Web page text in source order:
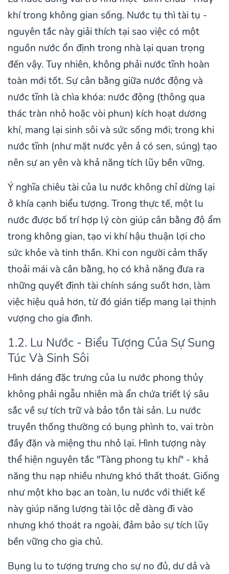
khí trong không gian sống. Nước tụ thì tài tụ -
nguyên tắc này giải thích tại sao việc có một
nguồn nước ổn định trong nhà lại quan trọng
đến vậy. Tuy nhiên, không phải nước tĩnh hoàn
toàn mới tốt. Sự cân bằng giữa nước động và
nước tĩnh là chìa khóa: nước động (thông qua
thác tràn nhỏ hoặc vòi phun) kích hoạt dương
khí, mang lại sinh sôi và sức sống mới; trong khi
nước tĩnh (như mặt nước yên ả có sen, súng) tạo
nên sự an yên và khả năng tích lũy bền vững.
Ý nghĩa chiêu tài của lu nước không chỉ dừng lại
ở khía cạnh biểu tượng. Trong thực tế, một lu
nước được bố trí hợp lý còn giúp cân bằng độ ẩm
trong không gian, tạo vi khí hậu thuận lợi cho
sức khỏe và tinh thần. Khi con người cảm thấy
thoải mái và cân bằng, họ có khả năng đưa ra
những quyết định tài chính sáng suốt hơn, làm
việc hiệu quả hơn, từ đó gián tiếp mang lại thịnh
vượng cho gia đình.
1.2. Lu Nước - Biểu Tượng Của Sự Sung
Túc Và Sinh Sôi
Hình dáng đặc trưng của lu nước phong thủy
không phải ngẫu nhiên mà ẩn chứa triết lý sâu
sắc về sự tích trữ và bảo tồn tài sản. Lu nước
truyền thống thường có bụng phình to, vai tròn
đầy đặn và miệng thu nhỏ lại. Hình tượng này
thể hiện nguyên tắc "Tàng phong tụ khí" - khả
năng thu nạp nhiều nhưng khó thất thoát. Giống
như một kho bạc an toàn, lu nước với thiết kế
này giúp năng lượng tài lộc dễ dàng đi vào
nhưng khó thoát ra ngoài, đảm bảo sự tích lũy
bền vững cho gia chủ.
Bụng lu to tượng trưng cho sự no đủ, dư dả và